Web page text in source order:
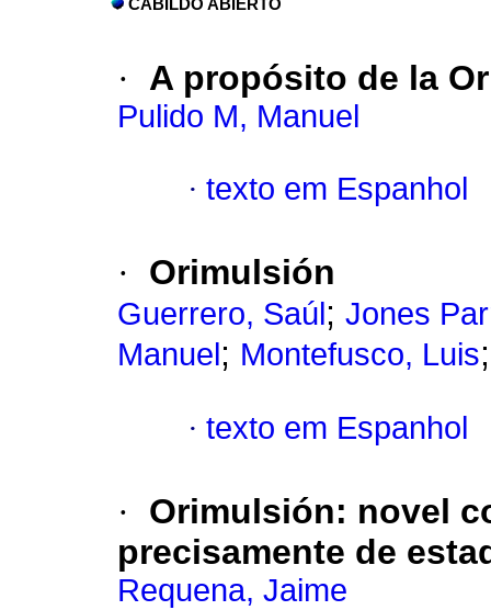
CABILDO ABIERTO
· A propósito de la
Pulido M, Manuel
· texto em Espanhol
· Orimulsión
Guerrero, Saúl ; Jones
Manuel ; Montefusco, Luis
· texto em Espanhol
· Orimulsión: novel
precisamente de
Requena, Jaime